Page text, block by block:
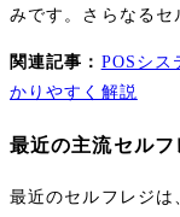
みです。さらなるセ
関連記事： POSシス
かりやすく解説
最近の主流セルフ
最近のセルフレジは